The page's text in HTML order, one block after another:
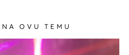
NA OVU TEMU